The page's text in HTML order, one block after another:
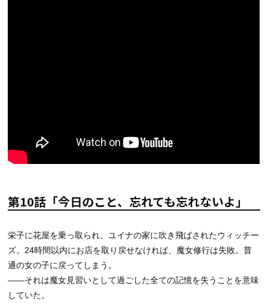
第10話「今日のこと、忘れても忘れないよ」
栄子に花屋を乗っ取られ、ユイナの家に吹き飛ばされたウィッチー
ズ。24時間以内にお店を取り戻せなければ、魔女修行は失敗。普
通の女の子に戻ってしまう。
――それは魔女見習いとして過ごした全ての記憶を失うことを意味
していた。